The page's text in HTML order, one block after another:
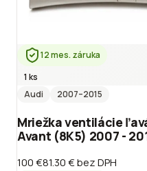
12 mes. záruka
1 ks
Audi
2007–2015
Mriežka ventilácie
Avant (8K5) 2007 -
100 €81.30 €bez DPH